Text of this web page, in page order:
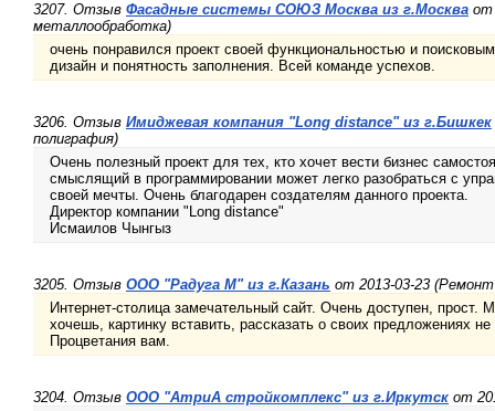
3207. Отзыв Фасадные системы СОЮЗ Москва из г.Москва от
металлообработка)
очень понравился проект своей функциональностью и
дизайн и понятность заполнения. Всей команде успехов.
3206. Отзыв Имиджевая компания "Long distance" из г.Бишкек
полиграфия)
Очень полезный проект для тех, кто хочет вести бизнес
смыслящий в программировании может легко разобраться с
своей мечты. Очень благодарен создателям данного проекта.
Директор компании "Long distance"
Исмаилов Чынгыз
3205. Отзыв ООО "Радуга М" из г.Казань от 2013-03-23
Интернет-столица замечательный сайт. Очень доступен, прост.
хочешь, картинку вставить, рассказать о своих предложениях
Процветания вам.
3204. Отзыв ООО "АтриА стройкомплекс" из г.Иркутск от